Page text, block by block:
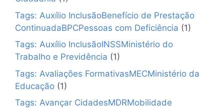
Tags: Auxílio InclusãoBenefício de Prestação
ContinuadaBPCPessoas com Deficiência (1)
Tags: Auxílio InclusãoINSSMinistério do
Trabalho e Previdência (1)
Tags: Avaliações FormativasMECMinistério da
Educação (1)
Tags: Avançar CidadesMDRMobilidade